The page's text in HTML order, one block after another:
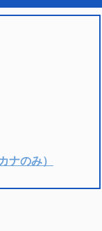
ナのみ）